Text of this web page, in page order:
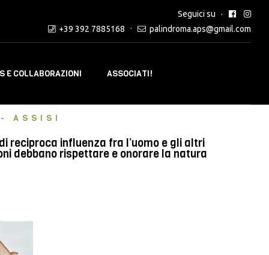
Seguici su
+39 392 7885168
palindroma.aps@gmail.com
E COLLABORAZIONI ASSOCIATI!
ASSISI
reciproca influenza fra l’uomo e gli altri
debbano rispettare e onorare la natura